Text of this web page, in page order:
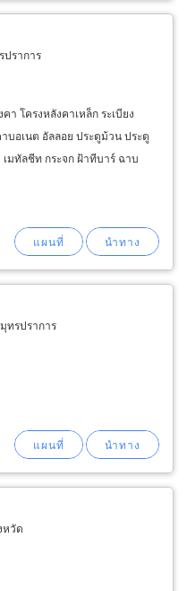
ปราการ
า โครงหลังคาเหล็ก ระเบียง
บอเนต อัลลอย ประตูม้วน ประตู
มทัลชีท กระจก ฝ้าทีบาร์ ฉาบ
ทรปราการ
หวัด